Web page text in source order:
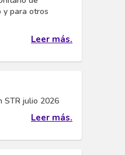
y para otros
Leer más.
STR julio 2026
Leer más.